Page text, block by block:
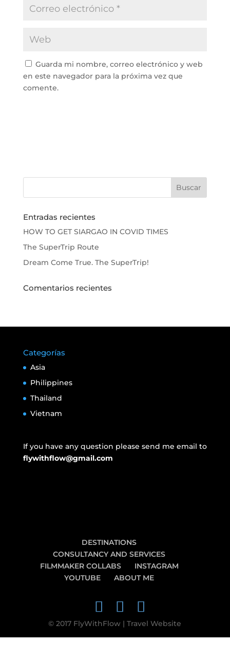
Guarda mi nombre, correo electrónico y web
en este navegador para la próxima vez que
comente.
Entradas recientes
HOW TO GET SIARGAO IN COVID TIMES
The SuperTrip Route
Dream Come True. The SuperTrip!
Comentarios recientes
Categorías
Asia
Philippines
Thailand
Vietnam
If you have any question please send me email to
flywithflow@gmail.com
DESTINATIONS
CONSULTANCY AND SERVICES
FILMMAKER COLLABS
INSTAGRAM
YOUTUBE
ABOUT ME
© 2017 FlyWithFlow | Travel Website